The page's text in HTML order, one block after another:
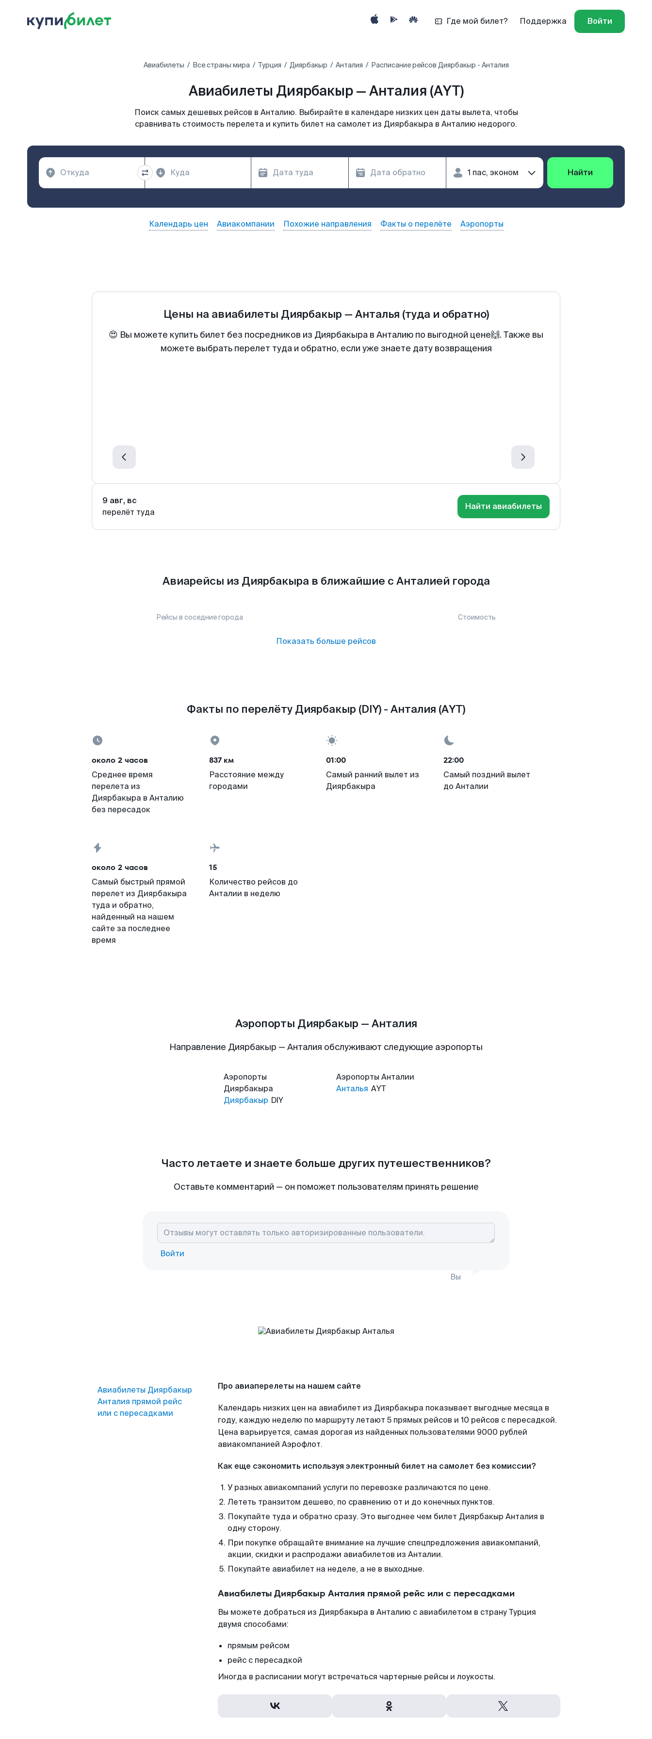
Где мой билет? Поддержка Войти
Авиабилеты Все страны мира Турция Диярбакыр Анталия Расписание рейсов Диярбакыр - Анталия
Авиабилеты Диярбакыр — Анталия (AYT)
Поиск самых дешевых рейсов в Анталию. Выбирайте в календаре низких цен даты вылета, чтобы
сравнивать стоимость перелета и купить билет на самолет из Диярбакыра в Анталию недорого.
Найти
Календарь цен Авиакомпании Похожие направления Факты о перелёте Аэропорты
Цены на авиабилеты Диярбакыр — Анталья (туда и обратно)
😍 Вы можете купить билет без посредников из Диярбакыра в Анталию по выгодной цене🙌. Также вы
можете выбрать перелет туда и обратно, если уже знаете дату возвращения
9 авг, вс
перелёт туда
Найти авиабилеты
Авиарейсы из Диярбакыра в ближайшие с Анталией города
Рейсы в соседние города Стоимость
Показать больше рейсов
Факты по перелёту Диярбакыр (DIY) - Анталия (AYT)
около 2 часов
Среднее время
перелета из
Диярбакыра в Анталию
без пересадок
837 км
Расстояние между
городами
01:00
Самый ранний вылет из
Диярбакыра
22:00
Самый поздний вылет
до Анталии
около 2 часов
Самый быстрый прямой
перелет из Диярбакыра
туда и обратно,
найденный на нашем
сайте за последнее
время
15
Количество рейсов до
Анталии в неделю
Аэропорты Диярбакыр — Анталия
Направление Диярбакыр — Анталия обслуживают следующие аэропорты
Аэропорты
Диярбакыра
Диярбакыр DIY
Аэропорты Анталии
Анталья AYT
Часто летаете и знаете больше других путешественников?
Оставьте комментарий — он поможет пользователям принять решение
Войти
Вы
Авиабилеты Диярбакыр
Анталия прямой рейс
или с пересадками
Про авиаперелеты на нашем сайте
Календарь низких цен на авиабилет из Диярбакыра показывает выгодные месяца в
году, каждую неделю по маршруту летают 5 прямых рейсов и 10 рейсов с пересадкой.
Цена варьируется, самая дорогая из найденных пользователями 9000 рублей
авиакомпанией Аэрофлот.
Как еще сэкономить используя электронный билет на самолет без комиссии?
У разных авиакомпаний услуги по перевозке различаются по цене.
Лететь транзитом дешево, по сравнению от и до конечных пунктов.
Покупайте туда и обратно сразу. Это выгоднее чем билет Диярбакыр Анталия в
одну сторону.
При покупке обращайте внимание на лучшие спецпредложения авиакомпаний,
акции, скидки и распродажи авиабилетов из Анталии.
Покупайте авиабилет на неделе, а не в выходные.
Авиабилеты Диярбакыр Анталия прямой рейс или с пересадками
Вы можете добраться из Диярбакыра в Анталию с авиабилетом в страну Турция
двумя способами:
прямым рейсом
рейс с пересадкой
Иногда в расписании могут встречаться чартерные рейсы и лоукосты.